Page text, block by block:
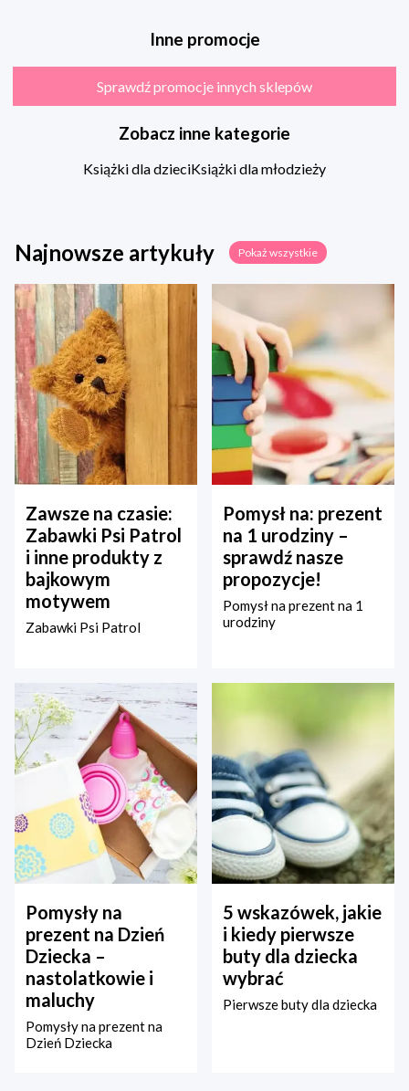
Inne promocje
Sprawdź promocje innych sklepów
Zobacz inne kategorie
Książki dla dzieciKsiążki dla młodzieży
Najnowsze artykuły Pokaż wszystkie
Zawsze na czasie:
Zabawki Psi Patrol
i inne produkty z
bajkowym
motywem
Zabawki Psi Patrol
Pomysł na: prezent
na 1 urodziny –
sprawdź nasze
propozycje!
Pomysł na prezent na 1
urodziny
Pomysły na
prezent na Dzień
Dziecka –
nastolatkowie i
maluchy
Pomysły na prezent na
Dzień Dziecka
5 wskazówek, jakie
i kiedy pierwsze
buty dla dziecka
wybrać
Pierwsze buty dla dziecka